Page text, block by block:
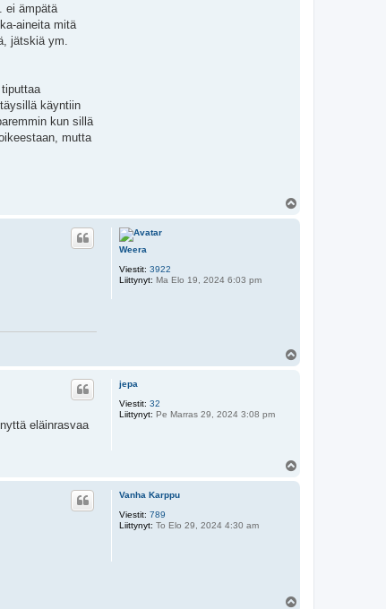
ei ämpätä
aineita mitä
jätskiä ym.
käyntiin
kun sillä
mutta
Weera
Viestit: 3922
Liittynyt: Ma Elo 19, 2024 6:03 pm
jepa
Viestit: 32
Liittynyt: Pe Marras 29, 2024 3:08 pm
eläinrasvaa
Vanha Karppu
Viestit: 789
Liittynyt: To Elo 29, 2024 4:30 am